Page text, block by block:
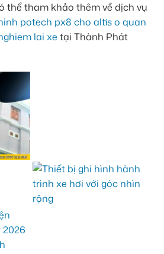
thể tham khảo thêm về dịch vụ
potech px8 cho altis o quan
lai xe tại Thành Phát